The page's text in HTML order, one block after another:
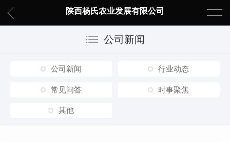
陕西杨氏农业发展有限公司
公司新闻
公司新闻 行业动态
常见问答 时事聚焦
其他